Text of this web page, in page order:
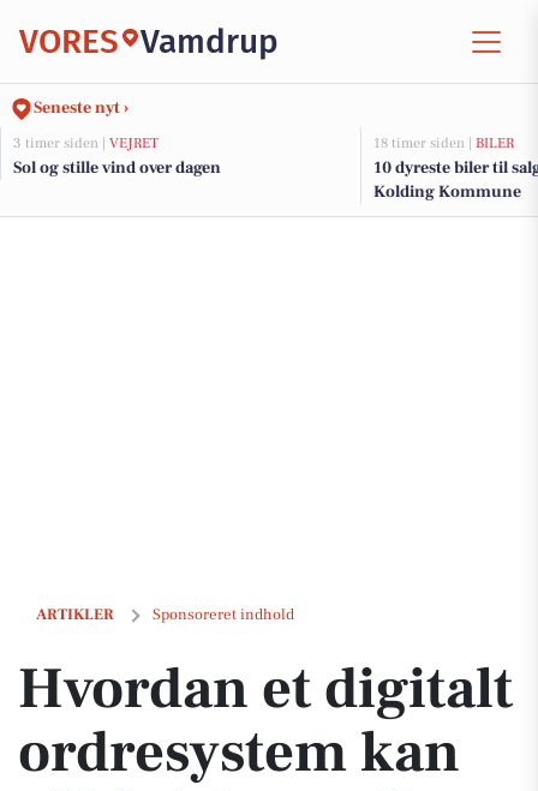
VORES Vamdrup
Seneste nyt ›
3 timer siden | VEJRET
Sol og stille vind over dagen
18 timer siden | BILER
10 dyreste biler til
Kolding Kommune
ARTIKLER Sponsoreret indhold
Hvordan et digitalt ordresystem kan effektivisere din virksomhed
Hvordan et digitalt
ordresystem kan